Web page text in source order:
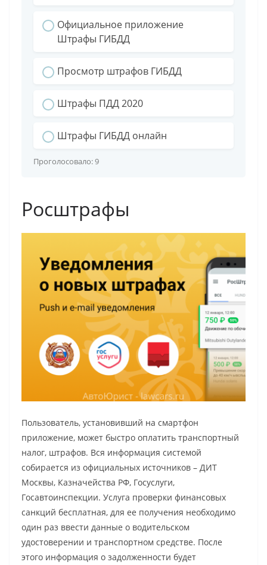
Официальное приложение
Штрафы ГИБДД
Просмотр штрафов ГИБДД
Штрафы ПДД 2020
Штрафы ГИБДД онлайн
Проголосовало:9
Росштрафы
Пользователь, установивший на смартфон
приложение, может быстро оплатить транспортный
налог, штрафов. Вся информация системой
собирается из официальных источников – ДИТ
Москвы, Казначейства РФ, Госуслуги,
Госавтоинспекции. Услуга проверки финансовых
санкций бесплатная, для ее получения необходимо
один раз ввести данные о водительском
удостоверении и транспортном средстве. После
этого информация о задолженности будет